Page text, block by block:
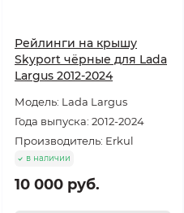
Рейлинги на крышу
Skyport чёрные для Lada
Largus 2012-2024
Модель: Lada Largus
Года выпуска: 2012-2024
Производитель: Erkul
в наличии
10 000 руб.